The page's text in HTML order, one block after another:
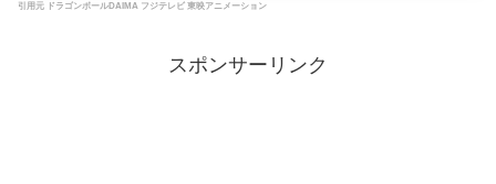
引用元 ドラゴンボールDAIMA フジテレビ 東映アニメーション
スポンサーリンク